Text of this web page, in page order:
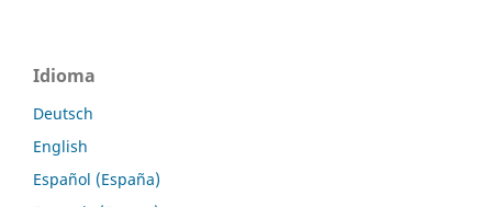
Idioma
Deutsch
English
Español (España)